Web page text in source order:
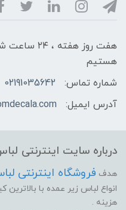
هفت روز
هستیم
شماره تماس:
02191035642
آدرس ایمیل:
درباره سایت اینترنتی
هدف فروشگاه اینترنتی
انواع لباس زیر عمده با
هزینه .